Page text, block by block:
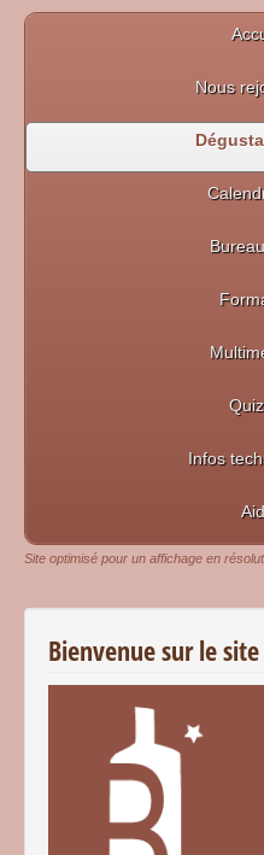
Nous
Infos
Site optimisé pour un affichage en
Bienvenue sur le